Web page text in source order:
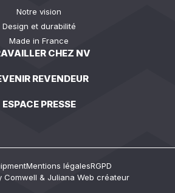
Notre vision
Design et durabilité
Made in France
CHEZ NV
REVENDEUR
ESPACE PRESSE
Mentions légalesRGPD
Comwell & Juliana Web créateur